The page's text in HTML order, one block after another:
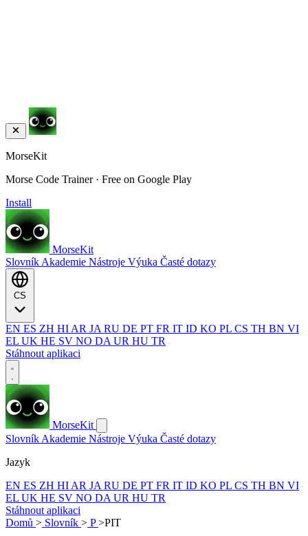
MorseKit
Morse Code Trainer · Free on Google Play
Install
MorseKit
Slovník Akademie Nástroje Výuka Časté dotazy
EN ES ZH HI AR JA RU DE PT FR IT ID KO PL CS TH BN VI
EL UK HE SV NO DA UR HU TR
Stáhnout aplikaci
MorseKit
Slovník Akademie Nástroje Výuka Časté dotazy
Jazyk
EN ES ZH HI AR JA RU DE PT FR IT ID KO PL CS TH BN VI
EL UK HE SV NO DA UR HU TR
Stáhnout aplikaci
Domů > Slovník > P>PIT